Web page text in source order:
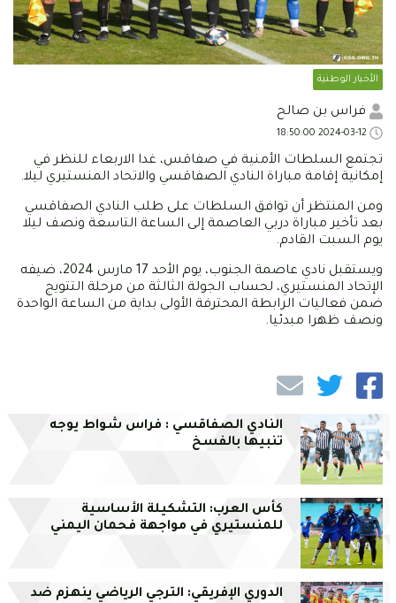
الأخبار الوطنية
فراس بن صالح
تجتمع السلطات الأمنية في صفاقس، غدا الاربعاء للنظر في
إمكانية إقامة مباراة النادي الصفاقسي والاتحاد المنستيري ليلا.
ومن المنتظر أن توافق السلطات على طلب النادي الصفاقسي
بعد تأخير مباراة دربي العاصمة إلى الساعة التاسعة ونصف ليلا
يوم السبت القادم.
ويستقبل نادي عاصمة الجنوب، يوم الأحد 17 مارس 2024، ضيفه
الإتحاد المنستيري، لحساب الجولة الثالثة من مرحلة التتويج
ضمن فعاليات الرابطة المحترفة الأولى بداية من الساعة الواحدة
ونصف ظهرا مبدئيا.
النادي الصفاقسي : فراس شواط يوجه
تنبيها بالفسخ
كأس العرب: التشكيلة الأساسية
للمنستيري في مواجهة فحمان اليمني
الدوري الإفريقي: الترجي الرياضي ينهزم ضد